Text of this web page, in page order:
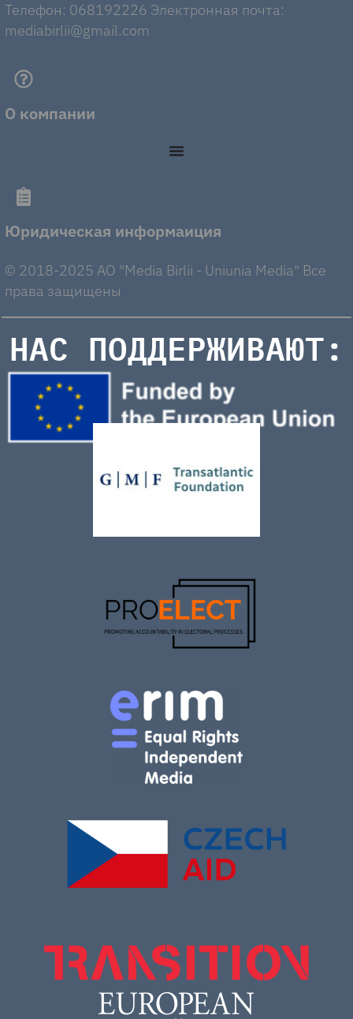
Телефон: 068192226 Электронная почта:
mediabirlii@gmail.com
О компании
Юридическая информаиция
© 2018-2025 AO "Media Birlii - Uniunia Media" Все
права защищены
НАС ПОДДЕРЖИВАЮТ: